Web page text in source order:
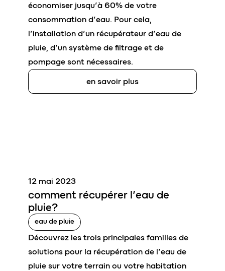
économiser jusqu’à 60% de votre
consommation d’eau. Pour cela,
l’installation d’un récupérateur d’eau de
pluie, d’un système de filtrage et de
pompage sont nécessaires.
en savoir plus
comment récupérer l’eau de
pluie?
12 mai 2023
eau de pluie
Découvrez les trois principales familles de
solutions pour la récupération de l’eau de
pluie sur votre terrain ou votre habitation